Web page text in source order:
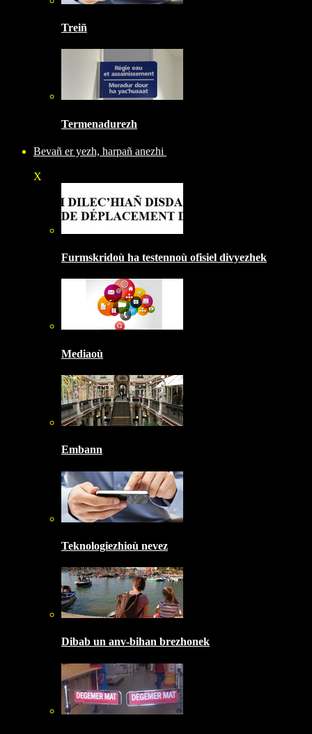
Treiñ
Termenadurezh
Bevañ er yezh, harpañ anezhi
X
Furmskridoù ha testennoù ofisiel divyezhek
Mediaoù
Embann
Teknologiezhioù nevez
Dibab un anv-bihan brezhonek